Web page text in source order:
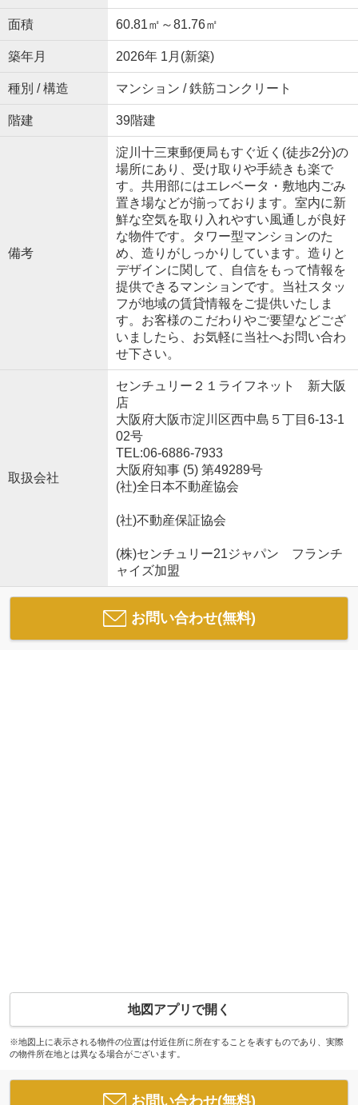
面積 60.81㎡～81.76㎡
築年月 2026年 1月(新築)
種別 / 構造 マンション / 鉄筋コンクリート
階建 39階建
備考
淀川十三東郵便局もすぐ近く(徒歩2分)の
場所にあり、受け取りや手続きも楽で
す。共用部にはエレベータ・敷地内ごみ
置き場などが揃っております。室内に新
鮮な空気を取り入れやすい風通しが良好
な物件です。タワー型マンションのた
め、造りがしっかりしています。造りと
デザインに関して、自信をもって情報を
提供できるマンションです。当社スタッ
フが地域の賃貸情報をご提供いたしま
す。お客様のこだわりやご要望などござ
いましたら、お気軽に当社へお問い合わ
せ下さい。
取扱会社
センチュリー２１ライフネット 新大阪
店
大阪府大阪市淀川区西中島５丁目6-13-1
02号
TEL:06-6886-7933
大阪府知事 (5) 第49289号
(社)全日本不動産協会
(社)不動産保証協会
(株)センチュリー21ジャパン フランチ
ャイズ加盟
お問い合わせ(無料)
地図アプリで開く
※地図上に表示される物件の位置は付近住所に所在することを表すものであり、実際
の物件所在地とは異なる場合がございます。
お問い合わせ(無料)